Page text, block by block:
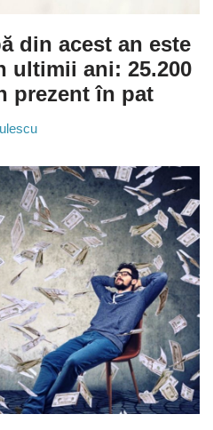
din acest an este
ultimii ani: 25.200
prezent în pat